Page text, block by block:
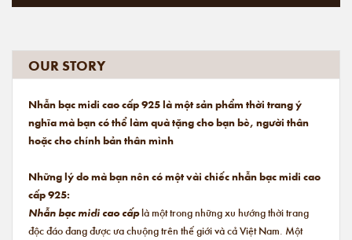
OUR STORY
Nhẫn bạc midi cao cấp 925 là một sản phẩm thời trang ý
nghĩa mà bạn có thể làm quà tặng cho bạn bè, người thân
hoặc cho chính bản thân mình
Những lý do mà bạn nên có một vài chiếc nhẫn bạc midi cao
cấp 925:
Nhẫn bạc midi cao cấplà một trong những xu hướng thời trang
độc đáo đang được ưa chuộng trên thế giới và cả Việt Nam. Một